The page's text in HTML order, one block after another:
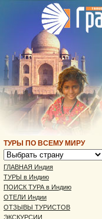
ТУРЫ ПО ВСЕМУ МИРУ
ГЛАВНАЯ Индия
ТУРЫ в Индию
ПОИСК ТУРА в Индию
ОТЕЛИ Индии
ОТЗЫВЫ ТУРИСТОВ
ЭКСКУРСИИ